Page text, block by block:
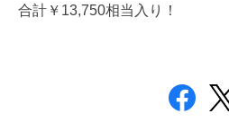
合計￥13,750相当入り！